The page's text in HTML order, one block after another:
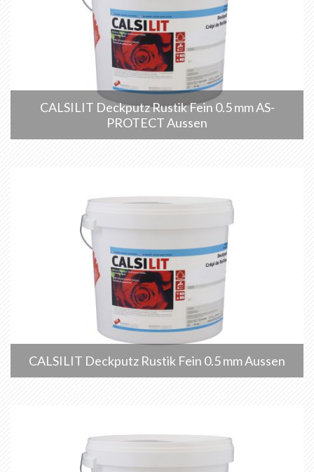
CALSILIT Deckputz Rustik Fein 0.5 mm AS-
PROTECT Aussen
CALSILIT Deckputz Rustik Fein 0.5 mm Aussen